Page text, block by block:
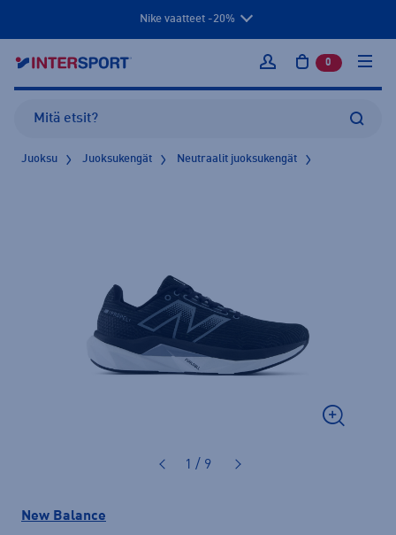
Nike vaatteet -20%
Kirjaudu sisään
0 tuotetta
Juoksu Juoksukengät Neutraalit juoksukengät
1 / 9
New Balance